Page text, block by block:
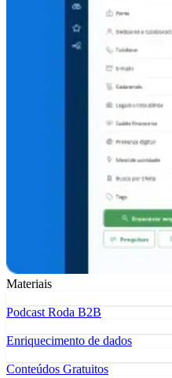
Materiais
Podcast Roda B2B
Enriquecimento de dados
Conteúdos Gratuitos